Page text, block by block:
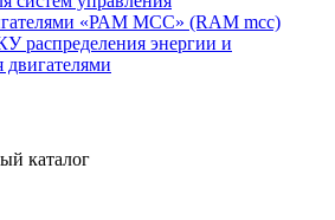
«РАМ МСС» (RAM mcc)
распределения энергии и
двигателями
каталог